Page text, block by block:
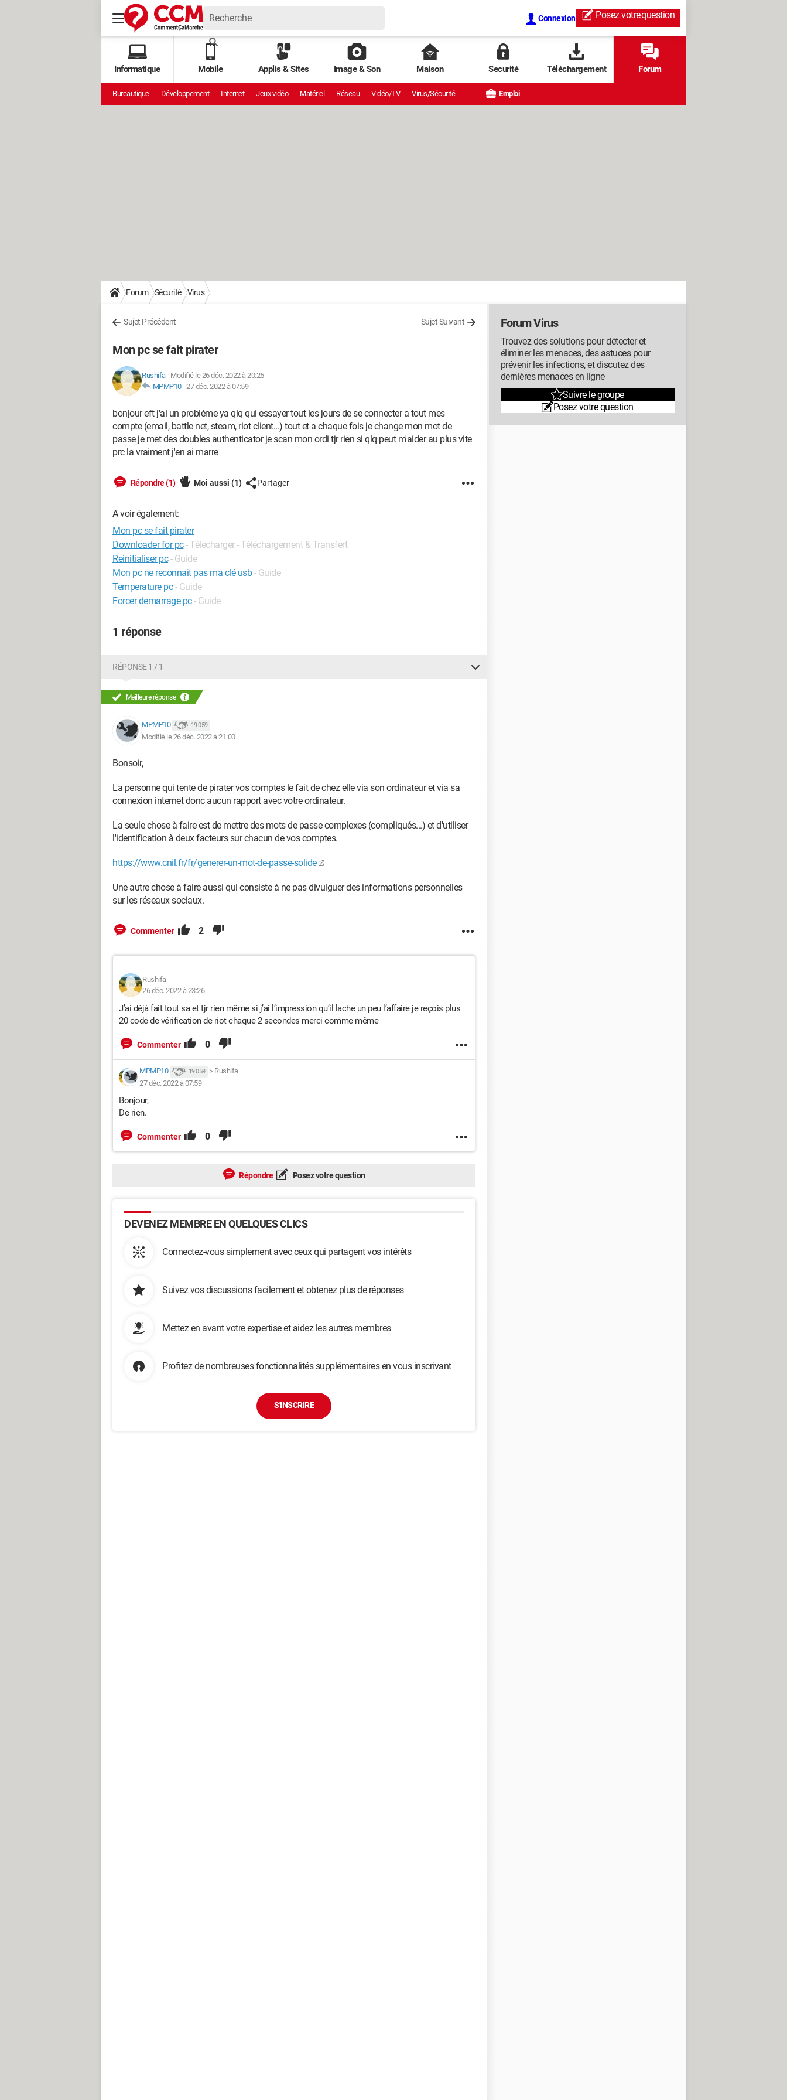
Connexion Posez votrequestion
Informatique Mobile Applis & Sites Image & Son Maison Securité Téléchargement Forum
Bureautique Développement Internet Jeux vidéo Matériel Réseau Vidéo/TV Virus/Sécurité Emploi
Forum Sécurité Virus
Sujet Précédent Sujet Suivant
Mon pc se fait pirater
Rushifa- Modifié le 26 déc. 2022 à 20:25
MPMP10-27 déc. 2022 à 07:59
bonjour eft j'ai un probléme ya qlq qui essayer tout les jours de se connecter a tout mes
compte (email, battle net, steam, riot client...) tout et a chaque fois je change mon mot de
passe je met des doubles authenticator je scan mon ordi tjr rien si qlq peut m'aider au plus vite
prc la vraiment j'en ai marre
Répondre (1) Moi aussi (1) Partager
A voir également:
Mon pc se fait pirater
Downloader for pc- Télécharger - Téléchargement & Transfert
Reinitialiser pc - Guide
Mon pc ne reconnait pas ma clé usb - Guide
Temperature pc - Guide
Forcer demarrage pc- Guide
1 réponse
RÉPONSE 1 / 1
Meilleure réponse
MPMP10 19 059
Modifié le 26 déc. 2022 à 21:00
Bonsoir,
La personne qui tente de pirater vos comptes le fait de chez elle via son ordinateur et via sa
connexion internet donc aucun rapport avec votre ordinateur.
La seule chose à faire est de mettre des mots de passe complexes (compliqués...) et d'utiliser
l'identification à deux facteurs sur chacun de vos comptes.
https://www.cnil.fr/fr/generer-un-mot-de-passe-solide
Une autre chose à faire aussi qui consiste à ne pas divulguer des informations personnelles
sur les réseaux sociaux.
Commenter 2
Rushifa
26 déc. 2022 à 23:26
J’ai déjà fait tout sa et tjr rien même si j’ai l’impression qu’il lache un peu l’affaire je reçois plus
20 code de vérification de riot chaque 2 secondes merci comme même
Commenter 0
MPMP10 19 059 > Rushifa
27 déc. 2022 à 07:59
Bonjour,
De rien.
Commenter 0
Répondre Posez votre question
DEVENEZ MEMBRE EN QUELQUES CLICS
Connectez-vous simplement avec ceux qui partagent vos intérêts
Suivez vos discussions facilement et obtenez plus de réponses
Mettez en avant votre expertise et aidez les autres membres
Profitez de nombreuses fonctionnalités supplémentaires en vous inscrivant
S'INSCRIRE
Forum Virus
Trouvez des solutions pour détecter et
éliminer les menaces, des astuces pour
prévenir les infections, et discutez des
dernières menaces en ligne
Suivre le groupe
Posez votre question